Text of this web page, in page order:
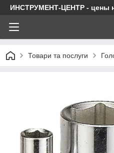
ИНСТРУМЕНТ-ЦЕНТР - цены
Товари та послуги